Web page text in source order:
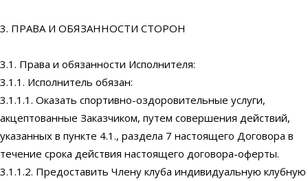
3. ПРАВА И ОБЯЗАННОСТИ СТОРОН
3.1. Права и обязанности Исполнителя:
3.1.1. Исполнитель обязан:
3.1.1.1. Оказать спортивно-оздоровительные услуги,
акцептованные Заказчиком, путем совершения действий,
указанных в пункте 4.1., раздела 7 настоящего Договора в
течение срока действия настоящего договора-оферты.
3.1.1.2. Предоставить Члену клуба индивидуальную клубную